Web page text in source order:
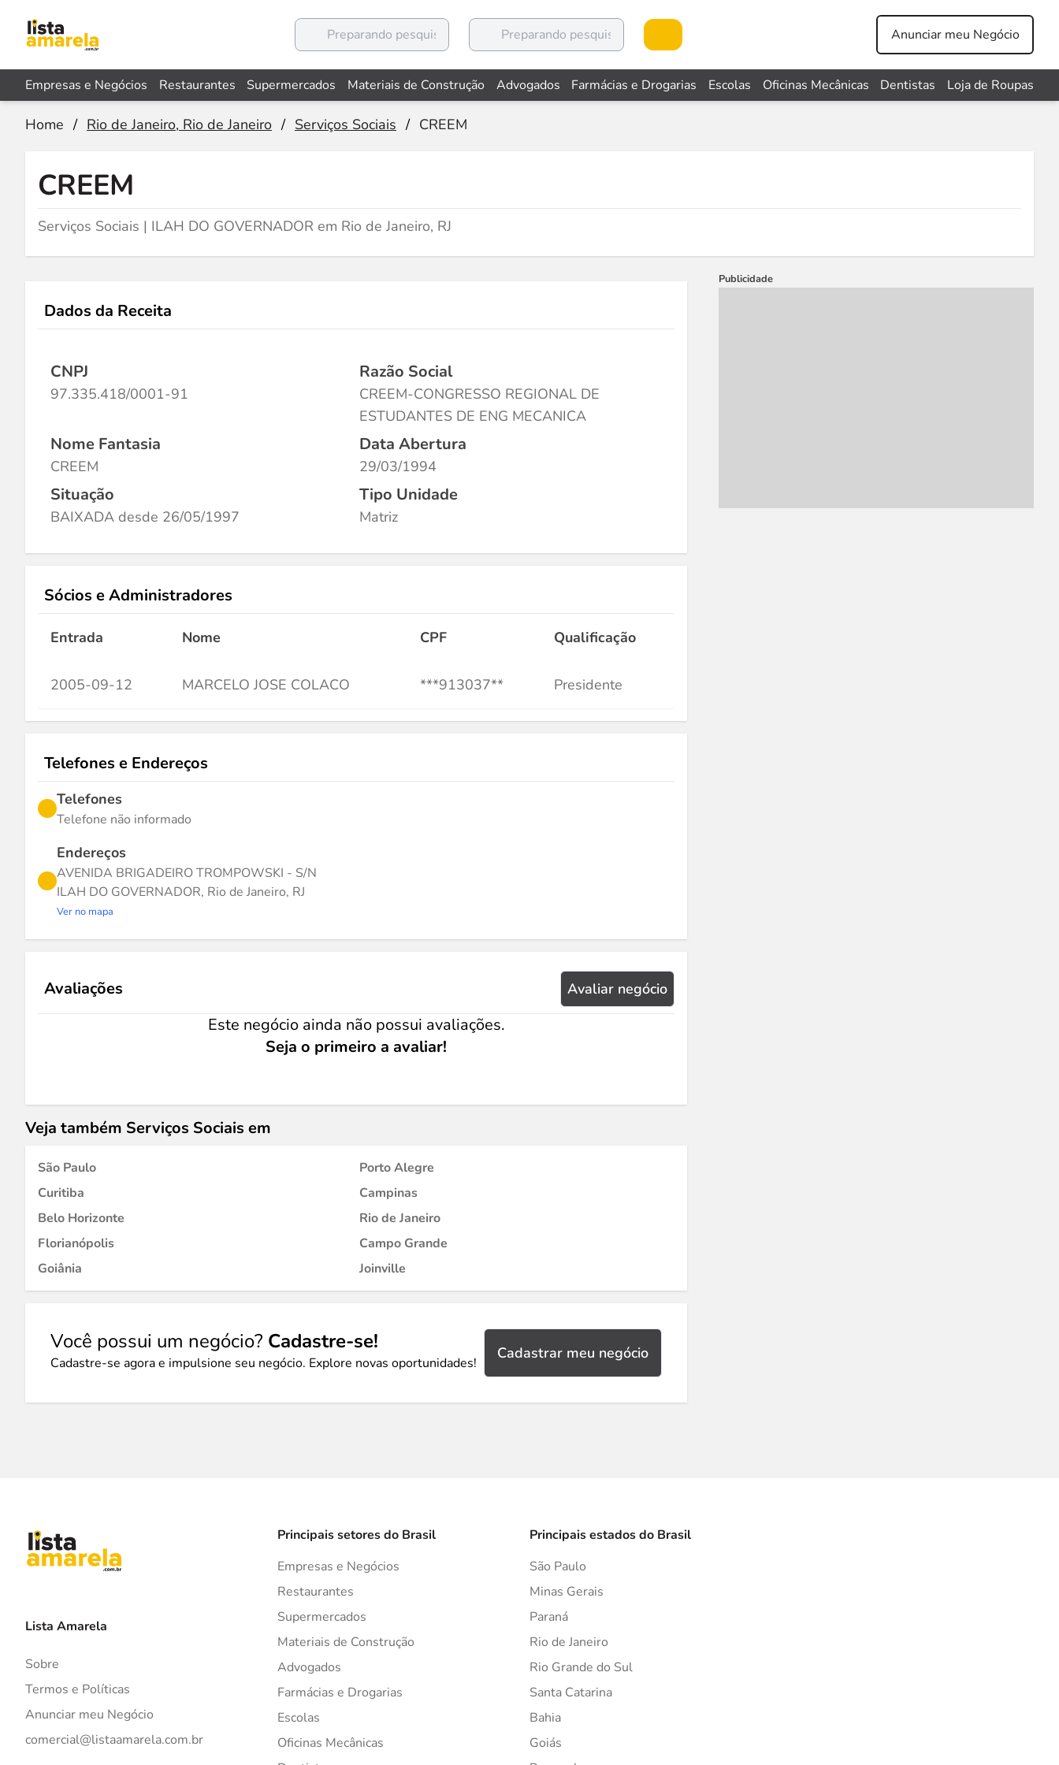
Anunciar meu Negócio
Empresas e Negócios Restaurantes Supermercados Materiais de Construção Advogados Farmácias e Drogarias Escolas Oficinas Mecânicas Dentistas Loja de Roupas
Home / Rio de Janeiro, Rio de Janeiro / Serviços Sociais / CREEM
CREEM
Serviços Sociais | ILAH DO GOVERNADOR em Rio de Janeiro, RJ
Dados da Receita
CNPJ
97.335.418/0001-91
Razão Social
CREEM-CONGRESSO REGIONAL DE
ESTUDANTES DE ENG MECANICA
Nome Fantasia
CREEM
Data Abertura
29/03/1994
Situação
BAIXADA desde 26/05/1997
Tipo Unidade
Matriz
Sócios e Administradores
Entrada Nome CPF Qualificação
2005-09-12 MARCELO JOSE COLACO ***913037** Presidente
Telefones e Endereços
Telefones
Telefone não informado
Endereços
AVENIDA BRIGADEIRO TROMPOWSKI - S/N
ILAH DO GOVERNADOR, Rio de Janeiro, RJ
Ver no mapa
Avaliações Avaliar negócio
Este negócio ainda não possui avaliações.
Seja o primeiro a avaliar!
Veja também Serviços Sociais em
São Paulo
Porto Alegre
Curitiba
Campinas
Belo Horizonte
Rio de Janeiro
Florianópolis
Campo Grande
Goiânia
Joinville
Você possui um negócio? Cadastre-se!
Cadastre-se agora e impulsione seu negócio. Explore novas oportunidades!
Cadastrar meu negócio
Publicidade
Lista Amarela
Sobre
Termos e Políticas
Anunciar meu Negócio
comercial@listaamarela.com.br
Principais setores do Brasil
Empresas e Negócios
Restaurantes
Supermercados
Materiais de Construção
Advogados
Farmácias e Drogarias
Escolas
Oficinas Mecânicas
Principais estados do Brasil
São Paulo
Minas Gerais
Paraná
Rio de Janeiro
Rio Grande do Sul
Santa Catarina
Bahia
Goiás